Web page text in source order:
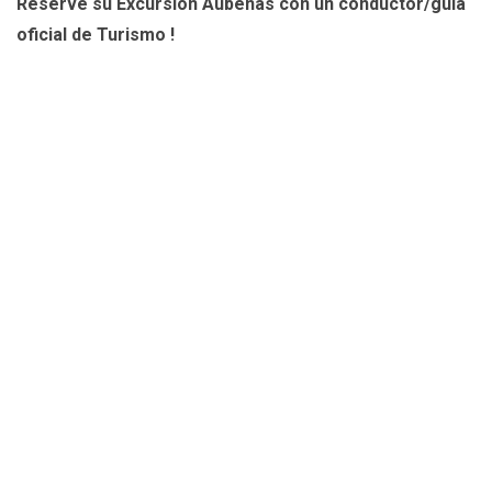
oficial de Turismo !